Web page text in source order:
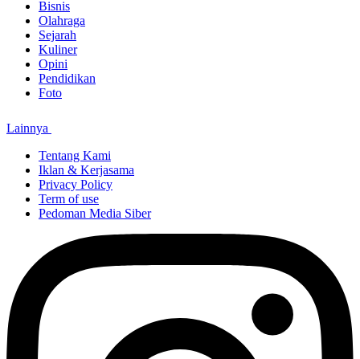
Bisnis
Olahraga
Sejarah
Kuliner
Opini
Pendidikan
Foto
Lainnya
Tentang Kami
Iklan & Kerjasama
Privacy Policy
Term of use
Pedoman Media Siber